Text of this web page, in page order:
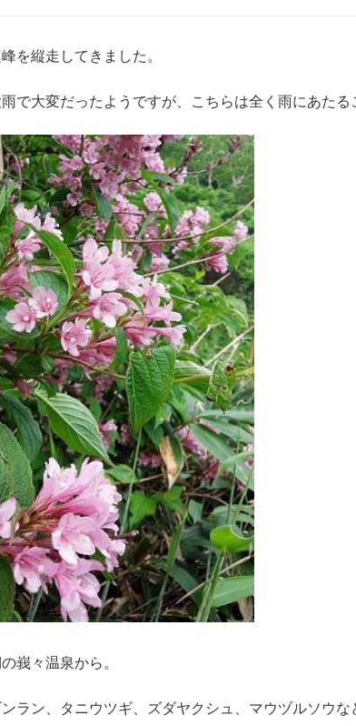
を縦走してきました。
で大変だったようですが、こちらは全く雨にあたる
峩々温泉から。
ラン、タニウツギ、ズダヤクシュ、マウヅルソウな